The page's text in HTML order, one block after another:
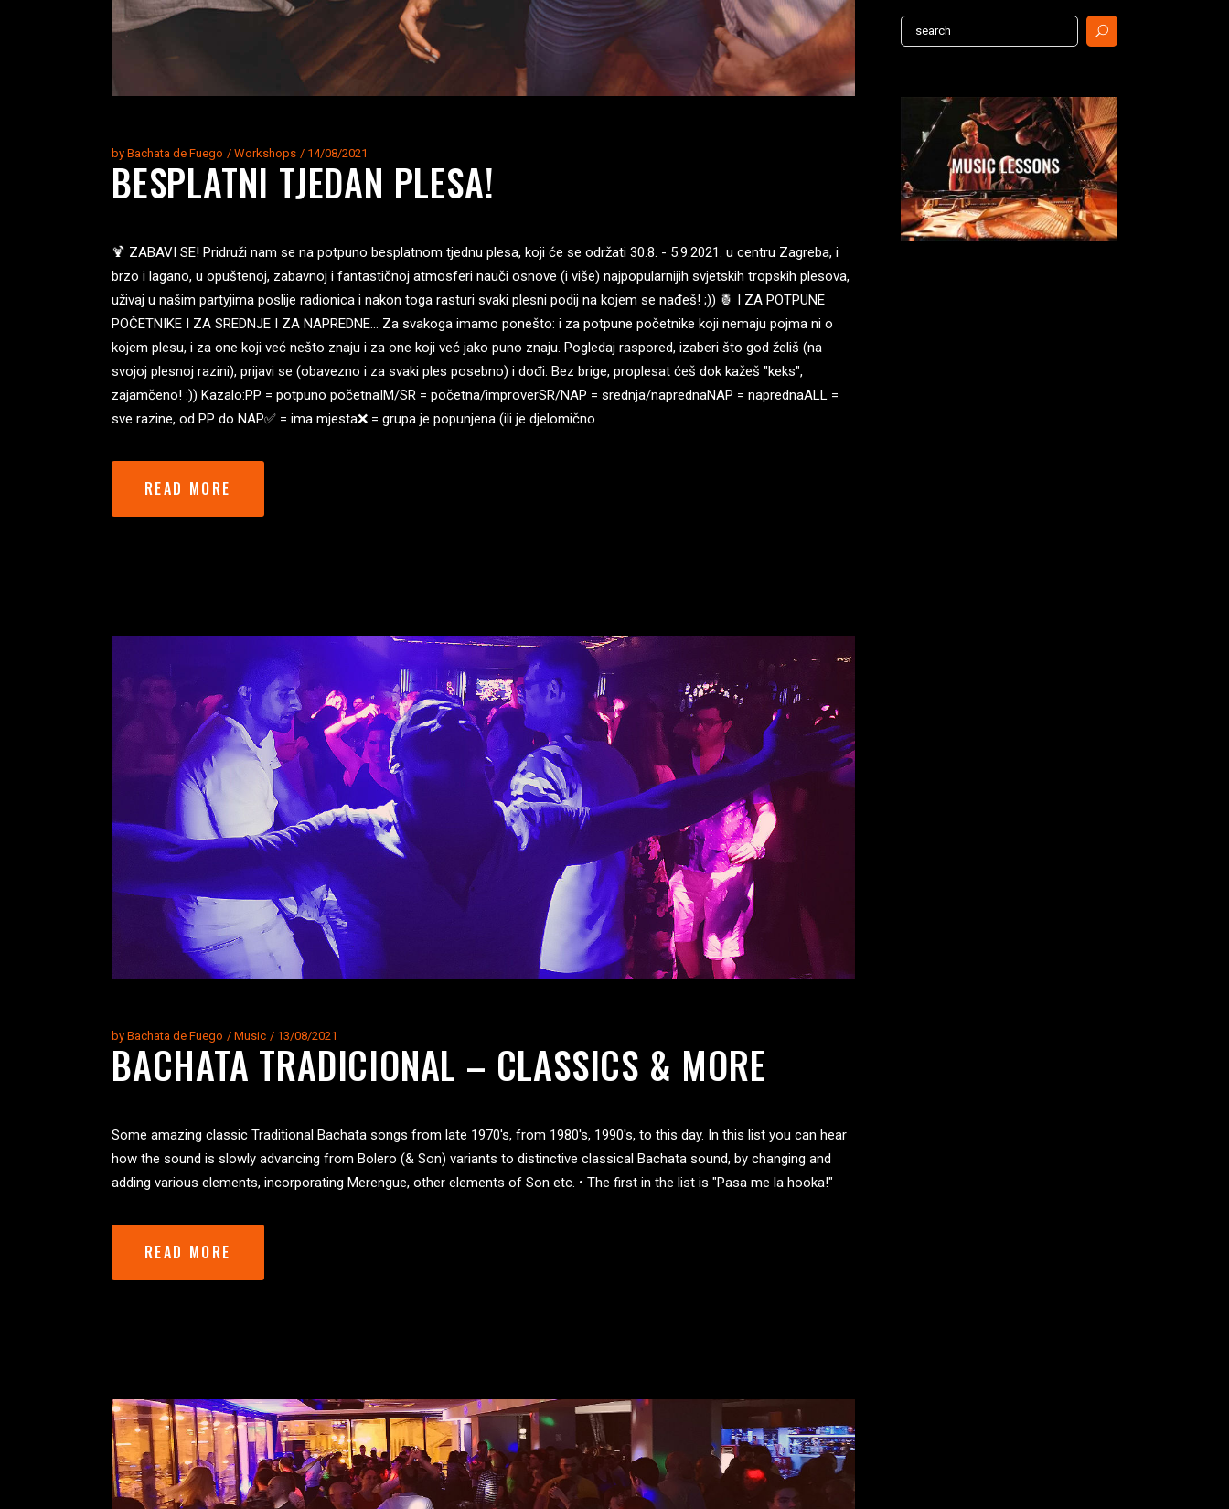
by Bachata de Fuego Workshops 14/08/2021
BESPLATNI TJEDAN PLESA!
🍹 ZABAVI SE! Pridruži nam se na potpuno besplatnom tjednu plesa, koji će se održati 30.8. - 5.9.2021. u centru Zagreba, i
brzo i lagano, u opuštenoj, zabavnoj i fantastičnoj atmosferi nauči osnove (i više) najpopularnijih svjetskih tropskih plesova,
uživaj u našim partyjima poslije radionica i nakon toga rasturi svaki plesni podij na kojem se nađeš! ;)) 🍍 I ZA POTPUNE
POČETNIKE I ZA SREDNJE I ZA NAPREDNE… Za svakoga imamo ponešto: i za potpune početnike koji nemaju pojma ni o
kojem plesu, i za one koji već nešto znaju i za one koji već jako puno znaju. Pogledaj raspored, izaberi što god želiš (na
svojoj plesnoj razini), prijavi se (obavezno i za svaki ples posebno) i dođi. Bez brige, proplesat ćeš dok kažeš "keks",
zajamčeno! :)) Kazalo:PP = potpuno početnaIM/SR = početna/improverSR/NAP = srednja/naprednaNAP = naprednaALL =
sve razine, od PP do NAP✅ = ima mjesta❌ = grupa je popunjena (ili je djelomično
READ MORE
by Bachata de Fuego Music 13/08/2021
BACHATA TRADICIONAL – CLASSICS & MORE
Some amazing classic Traditional Bachata songs from late 1970's, from 1980's, 1990's, to this day. In this list you can hear
how the sound is slowly advancing from Bolero (& Son) variants to distinctive classical Bachata sound, by changing and
adding various elements, incorporating Merengue, other elements of Son etc. • The first in the list is "Pasa me la hooka!"
READ MORE
Search
for: